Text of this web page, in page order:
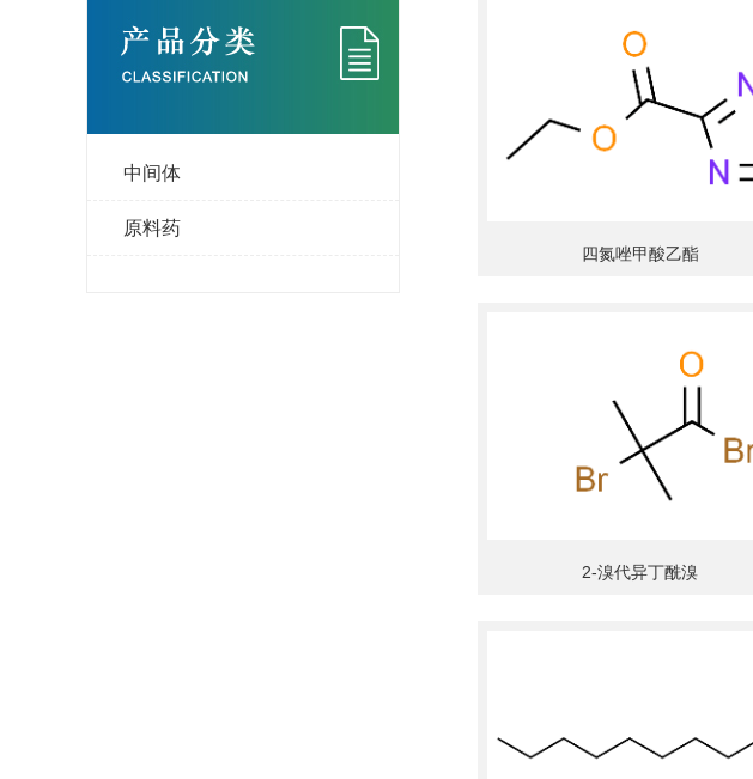
中间体
原料药
四氮唑甲酸乙酯
2-溴代异丁酰溴